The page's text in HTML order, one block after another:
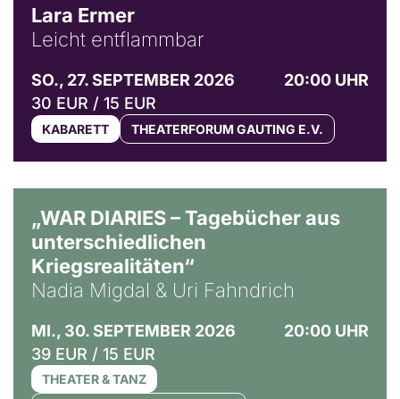
Lara Ermer
Leicht entflammbar
SO., 27. SEPTEMBER 2026
20:00 UHR
30 EUR / 15 EUR
KABARETT THEATERFORUM GAUTING E.V.
„WAR DIARIES – Tagebücher aus
unterschiedlichen
Kriegsrealitäten“
Nadia Migdal & Uri Fahndrich
MI., 30. SEPTEMBER 2026
20:00 UHR
39 EUR / 15 EUR
THEATER & TANZ